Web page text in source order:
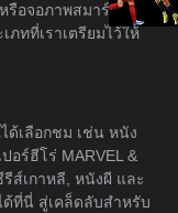
รือจอภาพสมาร์ททีวี
ทที่เราเตรียมไว้ให้
ด้เลือกชม เช่น หนัง
ร์ฮีโร่ MARVEL &
ส์เกาหลี, หนังผี และ
ที่นี่ สู่เคล็ดลับสำหรับ